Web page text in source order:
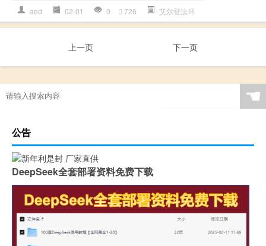
aed 02-01 0 726 艾尔登法环
上一页 下一页
☚
公告
DeepSeek全套部署资料免费下载